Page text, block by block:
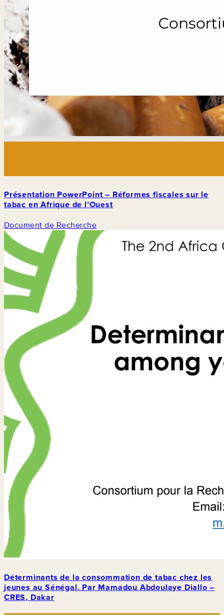
Présentation PowerPoint – Réformes fiscales sur le
tabac en Afrique de l’Ouest
Document de Recherche
Déterminants de la consommation de tabac chez les
jeunes au Sénégal. Par Mamadou Abdoulaye Diallo –
CRES, Dakar